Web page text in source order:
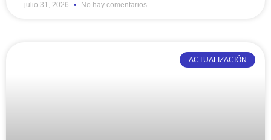
julio 31, 2026 No hay comentarios
ACTUALIZACIÓN